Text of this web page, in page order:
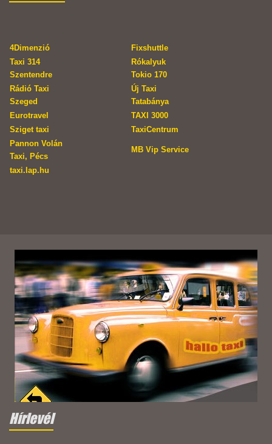
4Dimenzió
Fixshuttle
Taxi 314
Szentendre
Rókalyuk
Tokio 170
Rádió Taxi
Szeged
Új Taxi
Tatabánya
Eurotravel
TAXI 3000
Sziget taxi
TaxiCentrum
Pannon Volán
Taxi, Pécs
MB Vip Service
taxi.lap.hu
Hírlevél